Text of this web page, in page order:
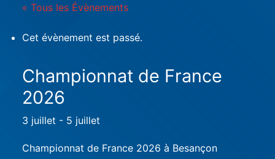
« Tous les Évènements
Cet évènement est passé.
Championnat de France
2026
3 juillet - 5 juillet
Championnat de France 2026 à Besançon